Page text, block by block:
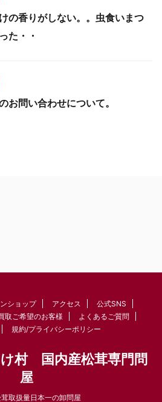
の香りがしない。。虫食いまつ
た・・
お問い合わせについて。
ショップ アクセス
公式SNS
取ご希望のお客様
よくあるご質問
規約/プライバシーポリシー
村 国内産松茸専門問
屋
取扱量日本一の卸問屋